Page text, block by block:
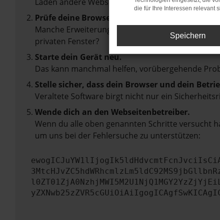
Prüfe deine Browsererweiterungen.
Manche Erweiterungen, wie Werbeblocker,
privaten Fenster?
Starte dein Gerät neu.
Das kann manchmal helfen, vorübergehende
Stelle sicher, dass dein Browser und dein
Veraltete Software birgt nicht nur ein
Wende dich an den Webseitenbetreiber.
Wenn du alle oben genannten Schritte versucht
um uns bei der Fehlersuche zu unterstützen:
die für Ihre Interessen relevant
Speichern